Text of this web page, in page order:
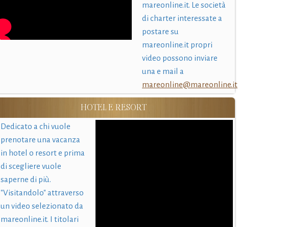
mareonline.it. Le società
di charter interessate a
postare su
mareonline.it propri
video possono inviare
una e mail a
mareonline@mareonline.it
HOTEL E RESORT
Dedicato a chi vuole
prenotare una vacanza
in hotel o resort e prima
di scegliere vuole
saperne di più.
"Visitandolo" attraverso
un video selezionato da
mareonline.it. I titolari